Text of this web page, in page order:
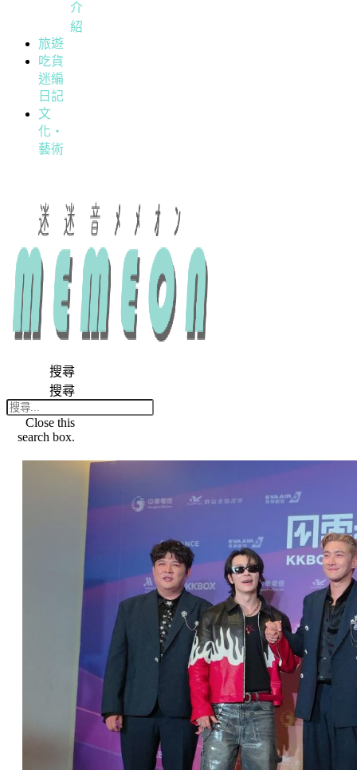
介
紹
旅遊
吃貨
迷編
日記
文
化・
藝術
搜尋
搜尋
Close this
search box.